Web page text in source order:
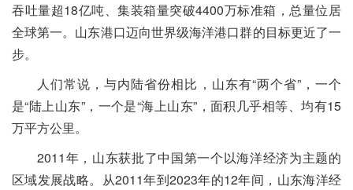
吞吐量超18亿吨、集装箱量突破4400万标准箱，总量位居
全球第一。山东港口迈向世界级海洋港口群的目标更近了一
步。
人们常说，与内陆省份相比，山东有“两个省”，一个
是“陆上山东”，一个是“海上山东”，面积几乎相等、均有15
万平方公里。
2011年，山东获批了中国第一个以海洋经济为主题的
区域发展战略。从2011年到2023年的12年间，山东海洋经